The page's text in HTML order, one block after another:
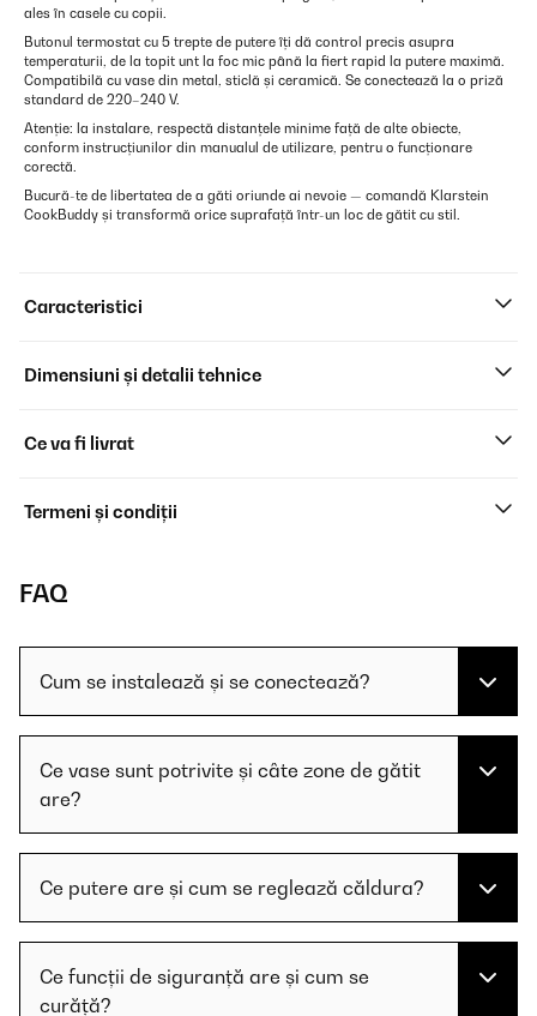
ales în casele cu copii.
Butonul termostat cu 5 trepte de putere îți dă control precis asupra
temperaturii, de la topit unt la foc mic până la fiert rapid la putere maximă.
Compatibilă cu vase din metal, sticlă și ceramică. Se conectează la o priză
standard de 220–240 V.
Atenție: la instalare, respectă distanțele minime față de alte obiecte,
conform instrucțiunilor din manualul de utilizare, pentru o funcționare
corectă.
Bucură-te de libertatea de a găti oriunde ai nevoie — comandă Klarstein
CookBuddy și transformă orice suprafață într-un loc de gătit cu stil.
Caracteristici
Dimensiuni și detalii tehnice
Ce va fi livrat
Termeni și condiții
FAQ
Cum se instalează și se conectează?
Ce vase sunt potrivite și câte zone de gătit
are?
Ce putere are și cum se reglează căldura?
Ce funcții de siguranță are și cum se
curăță?